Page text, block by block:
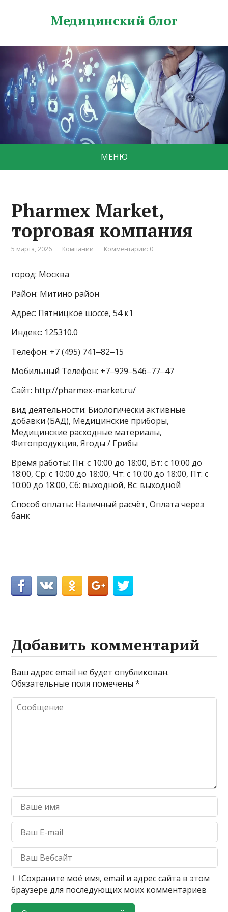
Медицинский блог
МЕНЮ
Pharmex Market,
торговая компания
5 марта, 2026 Компании Комментарии: 0
город: Москва
Район: Митино район
Адрес: Пятницкое шоссе, 54 к1
Индекс: 125310.0
Телефон: +7 (495) 741‒82‒15
Мобильный Телефон: +7‒929‒546‒77‒47
Сайт: http://pharmex-market.ru/
вид деятельности: Биологически активные
добавки (БАД), Медицинские приборы,
Медицинские расходные материалы,
Фитопродукция, Ягоды / Грибы
Время работы: Пн: с 10:00 до 18:00, Вт: с 10:00 до
18:00, Ср: с 10:00 до 18:00, Чт: с 10:00 до 18:00, Пт: с
10:00 до 18:00, Сб: выходной, Вс: выходной
Способ оплаты: Наличный расчёт, Оплата через
банк
Добавить комментарий
Ваш адрес email не будет опубликован.
Обязательные поля помечены*
Сохраните моё имя, email и адрес сайта в этом
браузере для последующих моих комментариев